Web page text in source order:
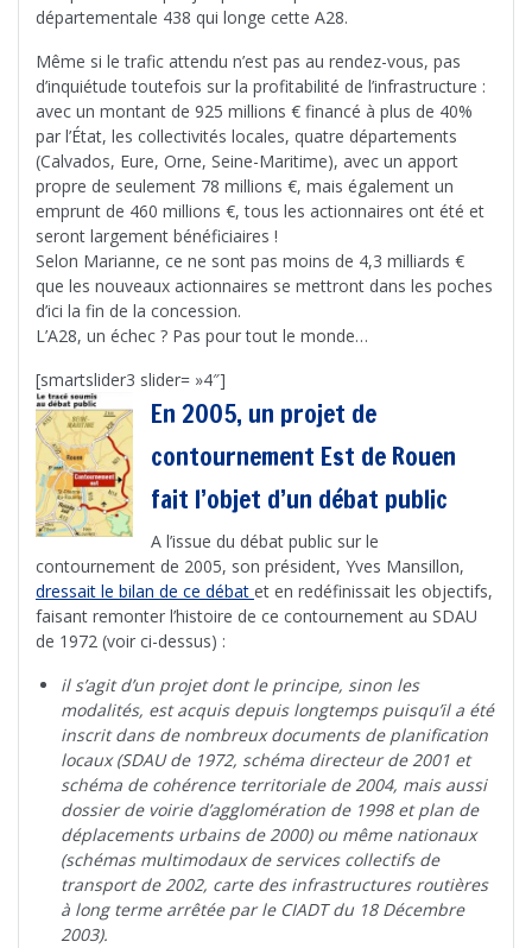
départementale 438 qui longe cette A28.
Même si le trafic attendu n’est pas au rendez-vous, pas
d’inquiétude toutefois sur la profitabilité de l’infrastructure :
avec un montant de 925 millions € financé à plus de 40%
par l’État, les collectivités locales, quatre départements
(Calvados, Eure, Orne, Seine-Maritime), avec un apport
propre de seulement 78 millions €, mais également un
emprunt de 460 millions €, tous les actionnaires ont été et
seront largement bénéficiaires !
Selon Marianne, ce ne sont pas moins de 4,3 milliards €
que les nouveaux actionnaires se mettront dans les poches
d’ici la fin de la concession.
L’A28, un échec ? Pas pour tout le monde…
[smartslider3 slider= »4″]
En 2005, un projet de
contournement Est de Rouen
fait l’objet d’un débat public
A l’issue du débat public sur le
contournement de 2005, son président, Yves Mansillon,
dressait le bilan de ce débat et en redéfinissait les objectifs,
faisant remonter l’histoire de ce contournement au SDAU
de 1972 (voir ci-dessus) :
il s’agit d’un projet dont le principe, sinon les
modalités, est acquis depuis longtemps puisqu’il a été
inscrit dans de nombreux documents de planification
locaux (SDAU de 1972, schéma directeur de 2001 et
schéma de cohérence territoriale de 2004, mais aussi
dossier de voirie d’agglomération de 1998 et plan de
déplacements urbains de 2000) ou même nationaux
(schémas multimodaux de services collectifs de
transport de 2002, carte des infrastructures routières
à long terme arrêtée par le CIADT du 18 Décembre
2003).